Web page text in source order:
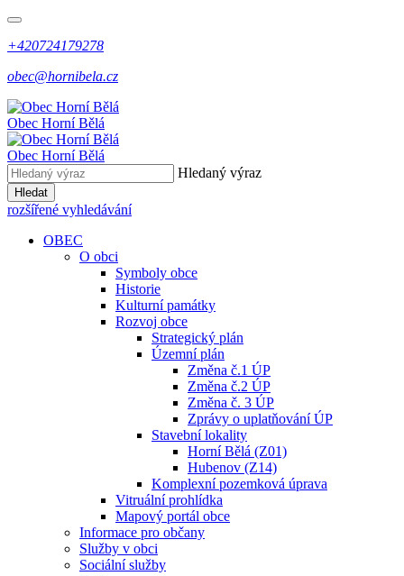
+420724179278
obec@hornibela.cz
Obec HorníBělá
Obec HorníBělá
Hledaný výraz
Hledat
rozšířené vyhledávání
OBEC
O obci
Symboly obce
Historie
Kulturní památky
Rozvoj obce
Strategický plán
Územní plán
Změna č.1 ÚP
Změna č.2 ÚP
Změna č. 3 ÚP
Zprávy o uplatňování ÚP
Stavební lokality
Horní Bělá (Z01)
Hubenov (Z14)
Komplexní pozemková úprava
Vitruální prohlídka
Mapový portál obce
Informace pro občany
Služby v obci
Sociální služby